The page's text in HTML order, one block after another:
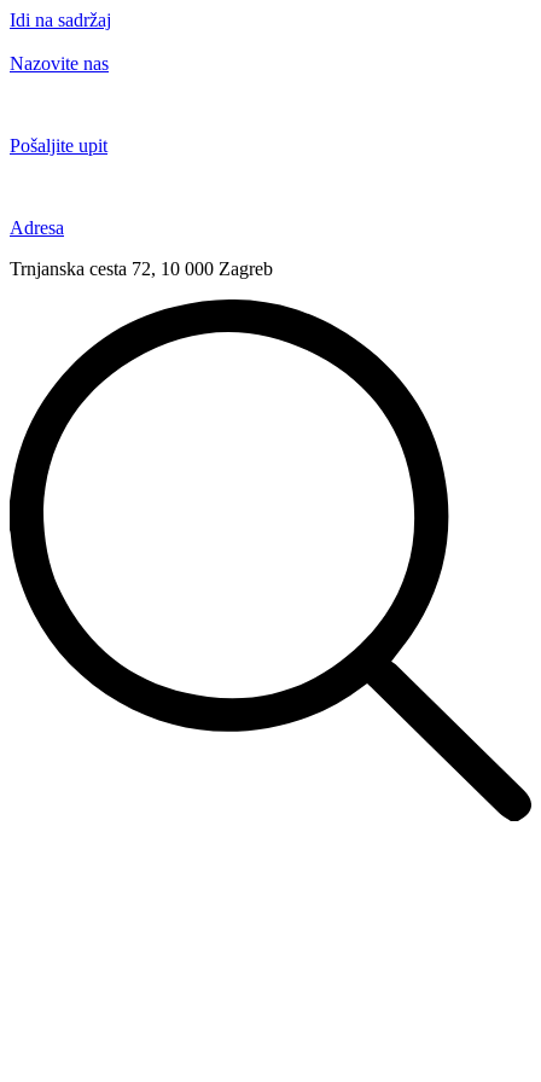
Idi na sadržaj
Nazovite nas
Pošaljite upit
Adresa
Trnjanska cesta 72, 10 000 Zagreb